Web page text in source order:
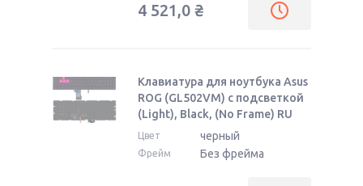
4 521,0 ₴
Клавиатура для ноутбука Asus
ROG (GL502VM) с подсветкой
(Light), Black, (No Frame) RU
Цвет черный
Фрейм Без фрейма